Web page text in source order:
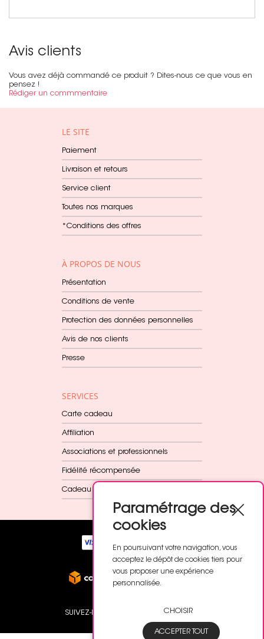
Avis clients
Vous avez déjà commandé ce produit ? Dites-nous ce que vous en
pensez !
Rédiger un commmentaire
LE SITE
Paiement
Livraison et retours
Service client
Toutes nos marques
*Conditions des offres
À PROPOS DE NOUS
Présentation
Conditions de vente
Protection des données personnelles
Avis de nos clients
Presse
SERVICES
Carte cadeau
Affiliation
Associations et professionnels
Fidélité récompensée
Cadeau dès 60€
SUIVEZ-NOUS
Paramétrage des
cookies
En poursuivant votre navigation, vous
acceptez le dépôt de cookies tiers pour
vous proposer une expérience
personnalisée.
CHOISIR
ACCEPTER TOUT